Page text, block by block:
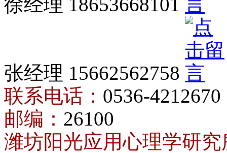
张经理 15662562758
联系电话： 0536-4212670
邮编： 26100
潍坊阳光应用心理学研究